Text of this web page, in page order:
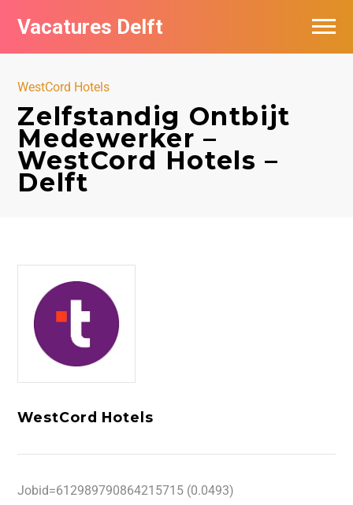
Vacatures Delft
WestCord Hotels
Zelfstandig Ontbijt
Medewerker –
WestCord Hotels –
Delft
WestCord Hotels
Jobid=612989790864215715 (0.0493)
Vacatures per bedrijf in Delft